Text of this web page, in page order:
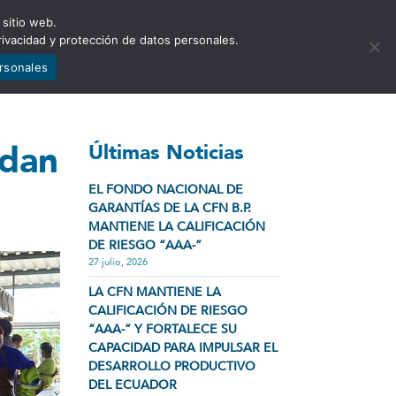
NOTICIAS CONTÁCTENOS
Últimas Noticias
EL FONDO NACIONAL DE
GARANTÍAS DE LA CFN B.P.
MANTIENE LA CALIFICACIÓN
DE RIESGO “AAA-”
27 julio, 2026
LA CFN MANTIENE LA
CALIFICACIÓN DE RIESGO
“AAA-” Y FORTALECE SU
CAPACIDAD PARA IMPULSAR EL
DESARROLLO PRODUCTIVO
DEL ECUADOR
sitio web.
y protección de datos personales.